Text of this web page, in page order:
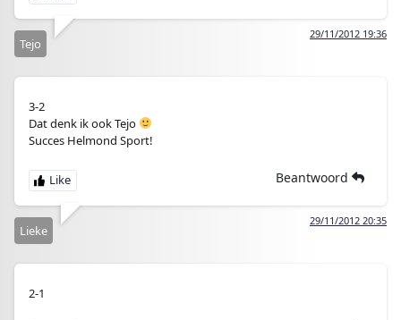
29/11/2012 19:36
Tejo
3-2
Dat denk ik ook Tejo
Succes Helmond Sport!
Beantwoord
29/11/2012 20:35
Lieke
2-1